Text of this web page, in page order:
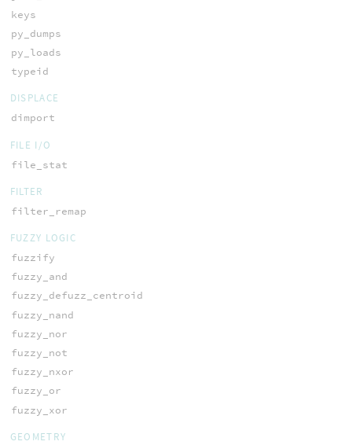
keys
py_dumps
py_loads
typeid
DISPLACE
dimport
FILE I/O
file_stat
FILTER
filter_remap
FUZZY LOGIC
fuzzify
fuzzy_and
fuzzy_defuzz_centroid
fuzzy_nand
fuzzy_nor
fuzzy_not
fuzzy_nxor
fuzzy_or
fuzzy_xor
GEOMETRY